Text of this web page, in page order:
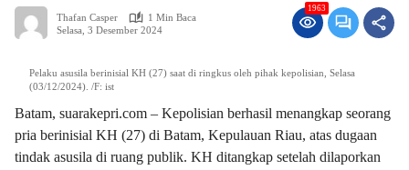
Thafan Casper
1 Min Baca
Selasa, 3 Desember 2024
1963
Pelaku asusila berinisial KH (27) saat di ringkus oleh pihak kepolisian, Selasa
(03/12/2024). /F: ist
Batam, suarakepri.com – Kepolisian berhasil menangkap seorang
pria berinisial KH (27) di Batam, Kepulauan Riau, atas dugaan
tindak asusila di ruang publik. KH ditangkap setelah dilaporkan